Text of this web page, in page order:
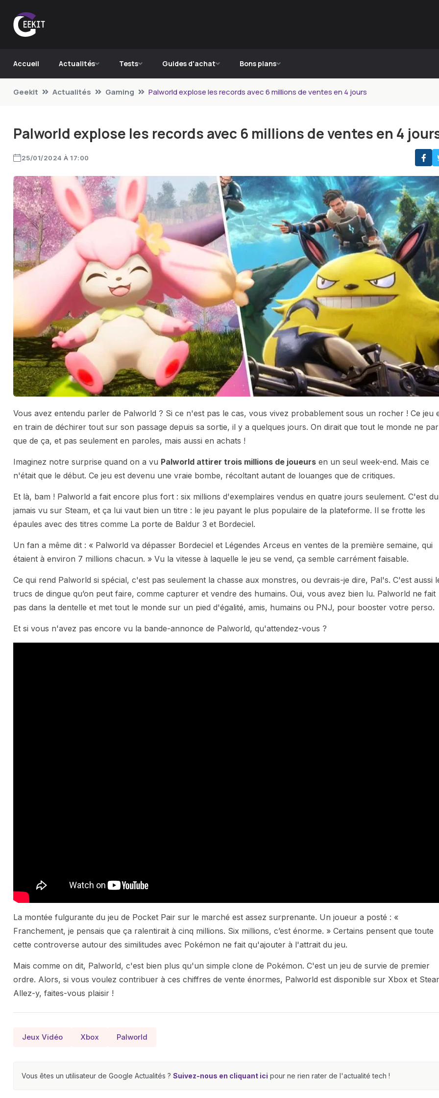
Accueil Actualités Tests Guides d'achat Bons plans
Geekit Actualités Gaming Palworld explose les records avec 6 millions de ventes en 4 jours
Palworld explose les records avec 6 millions de ventes en 4
25/01/2024 À 17:00
Vous avez entendu parler de Palworld ? Si ce n'est pas le cas, vous vivez probablement sous un rocher ! Ce jeu
en train de déchirer tout sur son passage depuis sa sortie, il y a quelques jours. On dirait que tout le monde ne
que de ça, et pas seulement en paroles, mais aussi en achats !
Imaginez notre surprise quand on a vu Palworld attirer trois millions de joueurs en un seul week-end. Mais ce
n'était que le début. Ce jeu est devenu une vraie bombe, récoltant autant de louanges que de critiques.
Et là, bam ! Palworld a fait encore plus fort : six millions d'exemplaires vendus en quatre jours seulement. C'est du
jamais vu sur Steam, et ça lui vaut bien un titre : le jeu payant le plus populaire de la plateforme. Il se frotte les
épaules avec des titres comme La porte de Baldur 3 et Bordeciel.
Un fan a même dit : « Palworld va dépasser Bordeciel et Légendes Arceus en ventes de la première semaine, qui
étaient à environ 7 millions chacun. » Vu la vitesse à laquelle le jeu se vend, ça semble carrément faisable.
Ce qui rend Palworld si spécial, c'est pas seulement la chasse aux monstres, ou devrais-je dire, Pal's. C'est aussi
trucs de dingue qu’on peut faire, comme capturer et vendre des humains. Oui, vous avez bien lu. Palworld ne fait
pas dans la dentelle et met tout le monde sur un pied d'égalité, amis, humains ou PNJ, pour booster votre perso.
Et si vous n'avez pas encore vu la bande-annonce de Palworld, qu'attendez-vous ?
La montée fulgurante du jeu de Pocket Pair sur le marché est assez surprenante. Un joueur a posté : «
Franchement, je pensais que ça ralentirait à cinq millions. Six millions, c’est énorme. » Certains pensent que toute
cette controverse autour des similitudes avec Pokémon ne fait qu'ajouter à l'attrait du jeu.
Mais comme on dit, Palworld, c'est bien plus qu'un simple clone de Pokémon. C'est un jeu de survie de premier
ordre. Alors, si vous voulez contribuer à ces chiffres de vente énormes, Palworld est disponible sur Xbox et
Allez-y, faites-vous plaisir !
Jeux Vidéo Xbox Palworld
Vous êtes un utilisateur de Google Actualités ? Suivez-nous en cliquant ici pour ne rien rater de l'actualité tech !